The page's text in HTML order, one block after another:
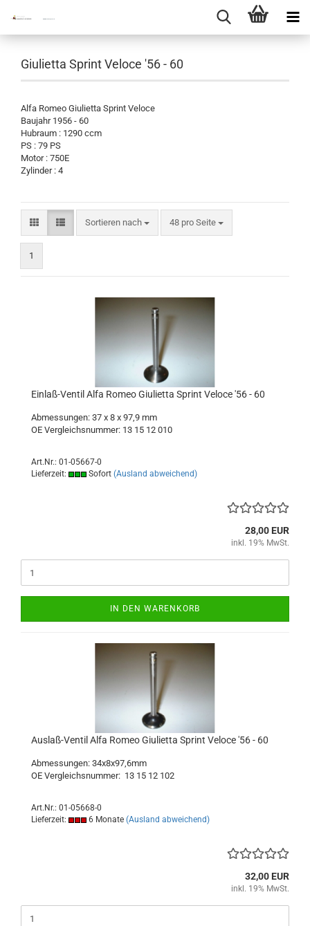
Giulietta Sprint Veloce '56 - 60
Alfa Romeo Giulietta Sprint Veloce
Baujahr 1956 - 60
Hubraum : 1290 ccm
PS : 79 PS
Motor : 750E
Zylinder : 4
Sortieren nach
Sortieren nach 48 pro Seite
pro Seite
1
Einlaß-Ventil Alfa Romeo Giulietta Sprint Veloce '56 - 60
Abmessungen: 37 x 8 x 97,9 mm
OE Vergleichsnummer: 13 15 12 010
Art.Nr.: 01-05667-0
Lieferzeit:
Sofort (Ausland abweichend)
28,00 EUR
inkl. 19% MwSt.
IN DEN WARENKORB
Auslaß-Ventil Alfa Romeo Giulietta Sprint Veloce '56 - 60
Abmessungen: 34x8x97,6mm
OE Vergleichsnummer: 13 15 12 102
Art.Nr.: 01-05668-0
Lieferzeit:
6 Monate (Ausland abweichend)
32,00 EUR
inkl. 19% MwSt.